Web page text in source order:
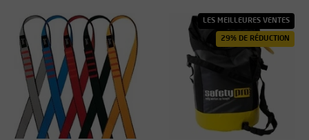
LES MEILLEURES VENTES
29% DE RÉDUCTION